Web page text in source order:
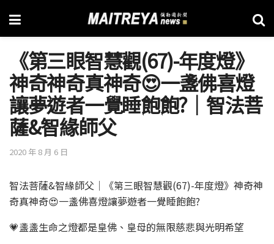
《第三眼智慧觀(67)-年度燈》
神奇神奇真神奇😍一盞佛喜燈
讓夢遊者一覺睡飽飽?│智法菩
薩&智緣師父
2020 年 8 月 6 日
智法菩薩&智緣師父│《第三眼智慧觀(67)-年度燈》神奇神
奇真神奇😍一盞佛喜燈讓夢遊者一覺睡飽飽?
💗盞盞生命之燈都是皇佛、皇母的無限慈悲與光明希望